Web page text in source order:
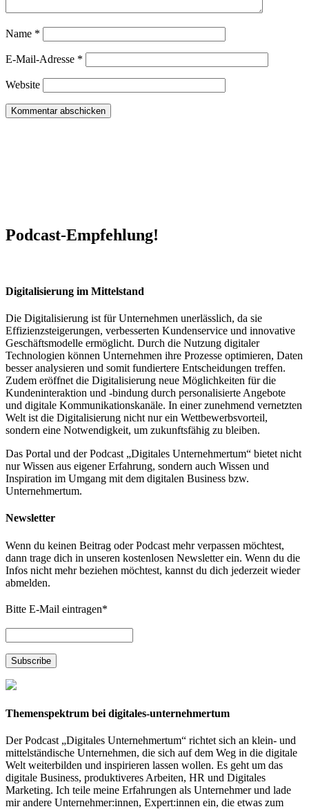
Name *
E-Mail-Adresse *
Website
Podcast-Empfehlung!
Digitalisierung im Mittelstand
Die Digitalisierung ist für Unternehmen unerlässlich, da sie
Effizienzsteigerungen, verbesserten Kundenservice und innovative
Geschäftsmodelle ermöglicht. Durch die Nutzung digitaler
Technologien können Unternehmen ihre Prozesse optimieren, Daten
besser analysieren und somit fundiertere Entscheidungen treffen.
Zudem eröffnet die Digitalisierung neue Möglichkeiten für die
Kundeninteraktion und -bindung durch personalisierte Angebote
und digitale Kommunikationskanäle. In einer zunehmend vernetzten
Welt ist die Digitalisierung nicht nur ein Wettbewerbsvorteil,
sondern eine Notwendigkeit, um zukunftsfähig zu bleiben.
Das Portal und der Podcast „Digitales Unternehmertum“ bietet nicht
nur Wissen aus eigener Erfahrung, sondern auch Wissen und
Inspiration im Umgang mit dem digitalen Business bzw.
Unternehmertum.
Newsletter
Wenn du keinen Beitrag oder Podcast mehr verpassen möchtest,
dann trage dich in unseren kostenlosen Newsletter ein. Wenn du die
Infos nicht mehr beziehen möchtest, kannst du dich jederzeit wieder
abmelden.
Bitte E-Mail eintragen*
Themenspektrum bei digitales-unternehmertum
Der Podcast „Digitales Unternehmertum“ richtet sich an klein- und
mittelständische Unternehmen, die sich auf dem Weg in die digitale
Welt weiterbilden und inspirieren lassen wollen. Es geht um das
digitale Business, produktiveres Arbeiten, HR und Digitales
Marketing. Ich teile meine Erfahrungen als Unternehmer und lade
mir andere Unternehmer:innen, Expert:innen ein, die etwas zum